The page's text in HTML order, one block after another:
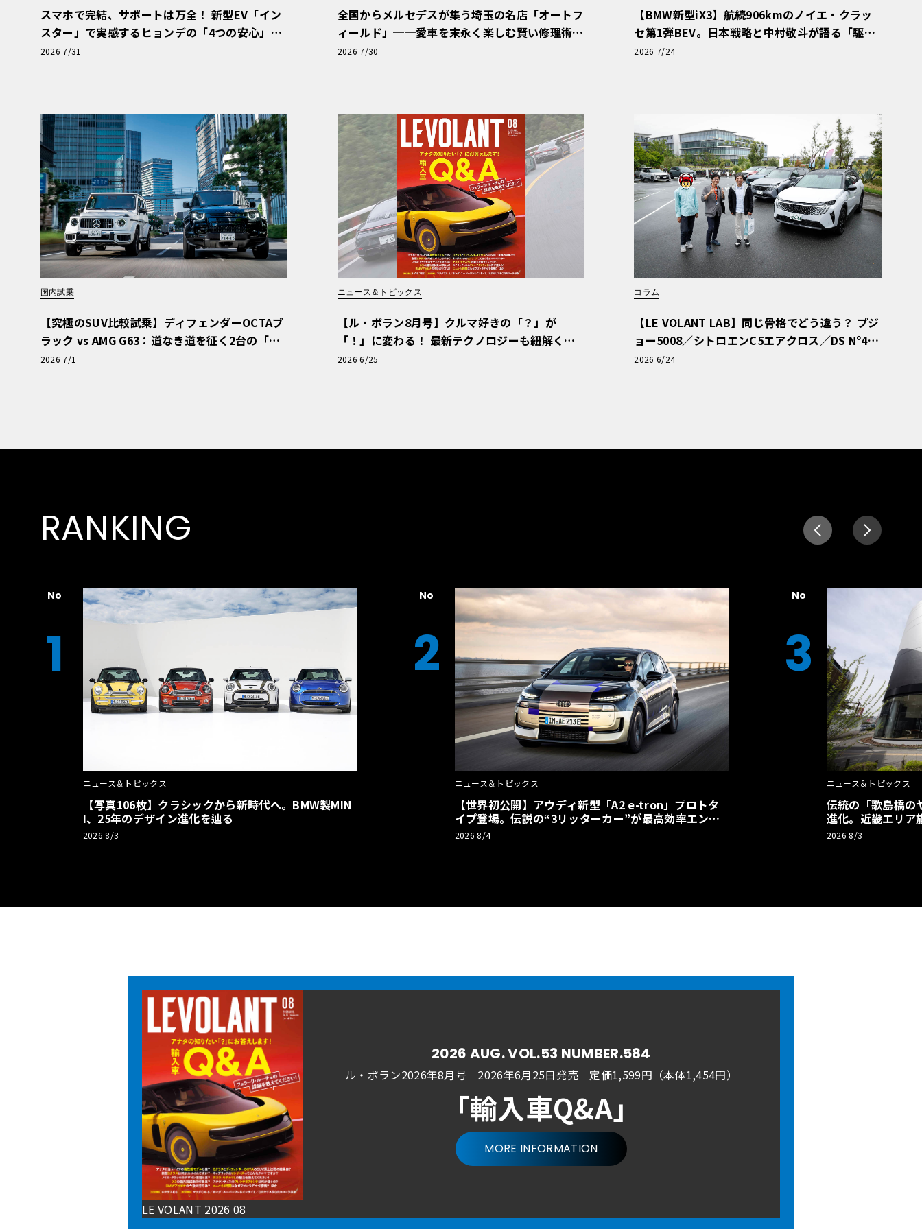
スマホで完結、サポートは万全！ 新型EV「イン
スター」で実感するヒョンデの「4つの安心」
【第1回・ヒョンデ6つの疑問：Why? Hyunda
2026 7/31
全国からメルセデスが集う埼玉の名店「オートフ
ィールド」──愛車を末永く楽しむ賢い修理術
と、プロがフックス製オイルを選ぶ理由〈PR〉
2026 7/30
【BMW新型iX3】航続906kmのノイエ・クラッ
セ第1弾BEV。日本戦略と中村敬斗が語る「駆け
ぬける歓び」
2026 7/24
国内試乗
【究極のSUV比較試乗】ディフェンダーOCTAブ
ラック vs AMG G63：道なき道を征く2台の「対
極的アプローチ」
2026 7/1
ニュース＆トピックス
【ル・ボラン8月号】クルマ好きの「？」が
「！」に変わる！ 最新テクノロジーも紐解く
「輸入車Q&A」
2026 6/25
コラム
【LE VOLANT LAB】同じ骨格でどう違う？ プジ
ョー5008／シトロエンC5エアクロス／DS Nº4
読者一気乗りレポート
2026 6/24
RANKING
No
1
ニュース＆トピックス
【写真106枚】クラシックから新時代へ。BMW製MIN
I、25年のデザイン進化を辿る
2026 8/3
No
2
ニュース＆トピックス
【世界初公開】アウディ新型「A2 e-tron」プロトタ
イプ登場。伝説の“3リッターカー”が最高効率エント
リーBEVとして復活【画像38枚】
2026 8/4
No
3
ニュース＆トピックス
伝統の「歌島橋の
進化。近畿エリア
ーアル
2026 8/3
LE VOLANT 2026 08
2026 AUG. VOL.53 NUMBER.584
ル・ボラン2026年8月号 2026年6月25日発売 定価1,599円（本体1,454円）
「輸入車Q&A」
MORE INFORMATION